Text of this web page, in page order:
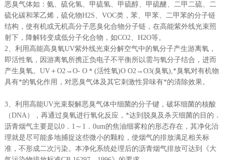
恶臭气体如：氨、硫化氢、甲硫氢、甲硫醇、甲硫醚、二甲二硫、二
硫化碳和苯乙烯，硫化物H2S、VOC类，苯、甲苯、二甲苯的分子链
结构，使有机或无机高分子恶臭化合物分子链，在高能紫外线光束照
射下，降解转变成低分子化合物，如CO2、H2O等。
2、利用高能高臭氧UV紫外线光束分解空气中的氧分子产生游离氧，
即活性氧，因游离氧所携正负电子不平衡所以需与氧分子结合，进而
产生臭氧。UV＋O2→O- O＊(活性氧)O O2→O3(臭氧),*臭氧对有机物
具有*的氧化作用，对恶臭气体及其它刺激性异味有*的清除效果。
3、利用高能UV光束裂解恶臭气体中细菌的分子键，破坏细菌的核酸
（DNA），再通过臭氧进行氧化反应，*达到脱臭及杀灭细菌的目的．
沥青烟气主要是以0．1～1．0um的焦油细雾粒的形态存在，其净化治
理就是尽可能多地捕捉这些微小的颗粒，使烟气的排放满足相关标
准，不形成二次污染。本净化系统处理后的沥青烟气排放可达到《大